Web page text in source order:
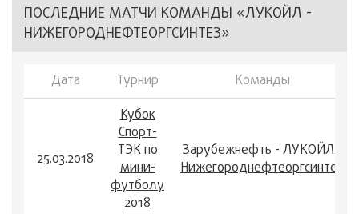
ПОСЛЕДНИЕ МАТЧИ КОМАНДЫ «ЛУКОЙЛ -
НИЖЕГОРОДНЕФТЕОРГСИНТЕЗ»
Дата Турнир Команды
25.03.2018
Кубок
Спорт-
ТЭК по
мини-
футболу
2018
Зарубежнефть - ЛУКОЙЛ -
Нижегороднефтеоргсинтез